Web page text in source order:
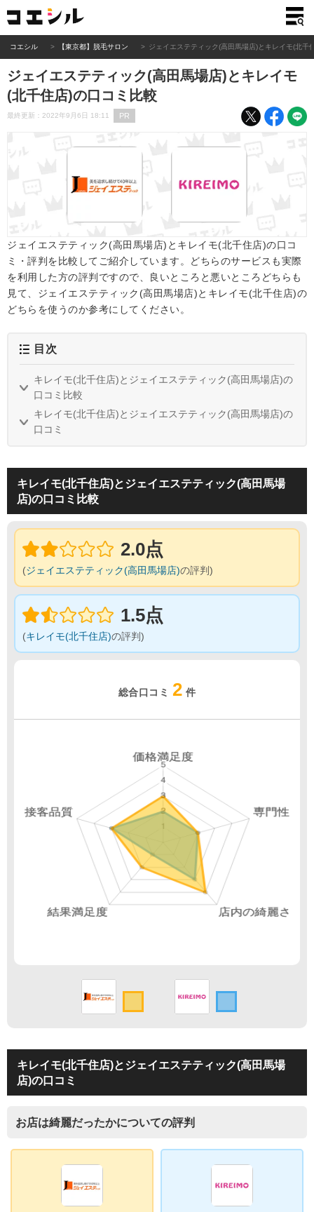
コエシル 【東京都】脱毛サロン ジェイエステティック(高田馬場店)とキレイモ(北千
ジェイエステティック(高田馬場店)とキレイモ
(北千住店)の口コミ比較
最終更新：2022年9月6日 18:11 PR
ジェイエステティック(高田馬場店)とキレイモ(北千住店)の口コ
ミ・評判を比較してご紹介しています。どちらのサービスも実際
を利用した方の評判ですので、良いところと悪いところどちらも
見て、ジェイエステティック(高田馬場店)とキレイモ(北千住店)の
どちらを使うのか参考にしてください。
目次
キレイモ(北千住店)とジェイエステティック(高田馬場店)の
口コミ比較
キレイモ(北千住店)とジェイエステティック(高田馬場店)の
口コミ
キレイモ(北千住店)とジェイエステティック(高田馬場
店)の口コミ比較
2.0点
(ジェイエステティック(高田馬場店)の評判)
1.5点
(キレイモ(北千住店)の評判)
総合口コミ 2 件
キレイモ(北千住店)とジェイエステティック(高田馬場
店)の口コミ
お店は綺麗だったかについての評判